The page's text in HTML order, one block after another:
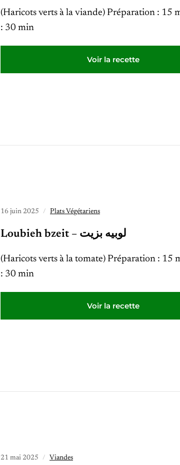
(Haricots verts à la viande) Préparation : 15
: 30 min
Voir la recette
16 juin 2025 Plats Végétariens
Loubieh bzeit – لوبيه بزيت
(Haricots verts à la tomate) Préparation : 15
: 30 min
Voir la recette
21 mai 2025 Viandes